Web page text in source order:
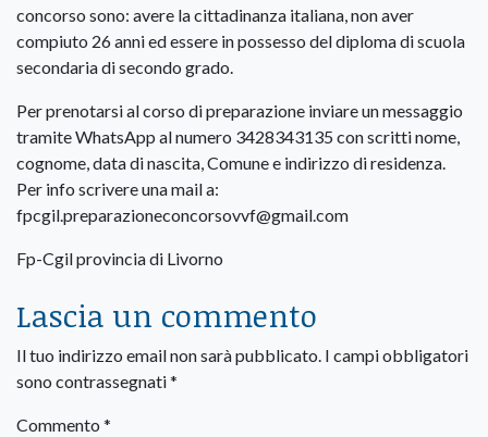
concorso sono: avere la cittadinanza italiana, non aver
compiuto 26 anni ed essere in possesso del diploma di scuola
secondaria di secondo grado.
Per prenotarsi al corso di preparazione inviare un messaggio
tramite WhatsApp al numero 3428343135 con scritti nome,
cognome, data di nascita, Comune e indirizzo di residenza.
Per info scrivere una mail a:
fpcgil.preparazioneconcorsovvf@gmail.com
Fp-Cgil provincia di Livorno
Lascia un commento
Il tuo indirizzo email non sarà pubblicato. I campi obbligatori
sono contrassegnati*
Commento *